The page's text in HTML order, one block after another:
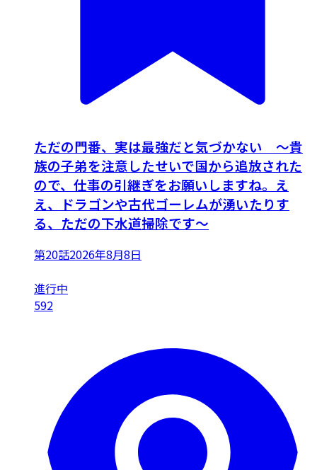
ただの門番、実は最強だと気づかない ～貴
族の子弟を注意したせいで国から追放された
ので、仕事の引継ぎをお願いしますね。え
え、ドラゴンや古代ゴーレムが湧いたりす
る、ただの下水道掃除です～
第20話2026年8月8日
進行中
592